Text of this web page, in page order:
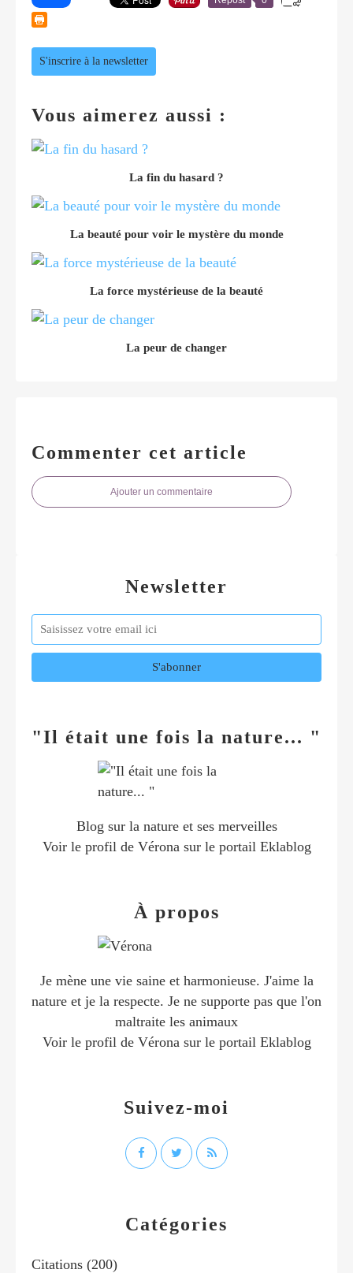
S'inscrire à la newsletter
Vous aimerez aussi :
La fin du hasard ?
La beauté pour voir le mystère du monde
La force mystérieuse de la beauté
La peur de changer
Commenter cet article
Ajouter un commentaire
Newsletter
Catégories
Citations (200)
"Il était une fois la nature... "
Blog sur la nature et ses merveilles
Voir le profil de Vérona sur le portail Eklablog
Suivez-moi
À propos
Je mène une vie saine et harmonieuse. J'aime la
nature et je la respecte. Je ne supporte pas que l'on
maltraite les animaux
Voir le profil de Vérona sur le portail Eklablog